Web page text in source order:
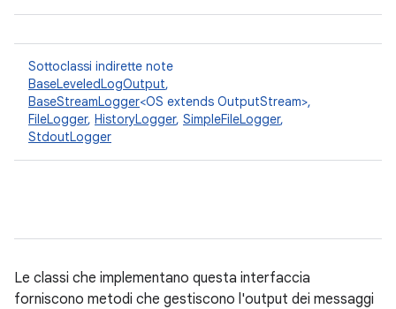
Sottoclassi indirette note
BaseLeveledLogOutput,
BaseStreamLogger<OS extends OutputStream>,
FileLogger, HistoryLogger, SimpleFileLogger,
StdoutLogger
Le classi che implementano questa interfaccia
forniscono metodi che gestiscono l'output dei messaggi